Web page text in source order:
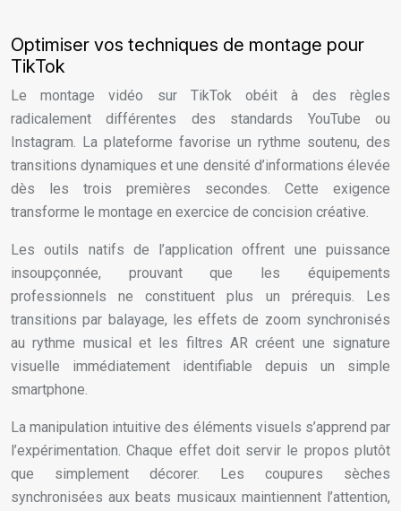
Optimiser vos techniques de montage pour
TikTok
Le montage vidéo sur TikTok obéit à des règles
radicalement différentes des standards YouTube ou
Instagram. La plateforme favorise un rythme soutenu, des
transitions dynamiques et une densité d’informations élevée
dès les trois premières secondes. Cette exigence
transforme le montage en exercice de concision créative.
Les outils natifs de l’application offrent une puissance
insoupçonnée, prouvant que les équipements
professionnels ne constituent plus un prérequis. Les
transitions par balayage, les effets de zoom synchronisés
au rythme musical et les filtres AR créent une signature
visuelle immédiatement identifiable depuis un simple
smartphone.
La manipulation intuitive des éléments visuels s’apprend par
l’expérimentation. Chaque effet doit servir le propos plutôt
que simplement décorer. Les coupures sèches
synchronisées aux beats musicaux maintiennent l’attention,